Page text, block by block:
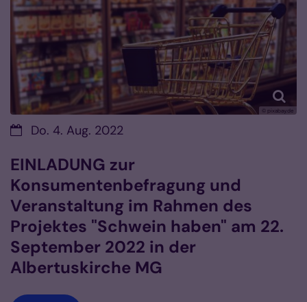
© pixabay.de
Datum:Do. 4. Aug. 2022
EINLADUNG zur
Konsumentenbefragung und
Veranstaltung im Rahmen des
Projektes "Schwein haben" am 22.
September 2022 in der
Albertuskirche MG